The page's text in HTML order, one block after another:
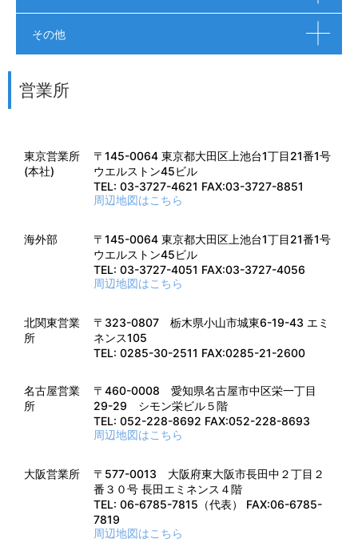
その他
営業所
東京営業所
(本社)
〒145-0064 東京都大田区上池台1丁目21番1号
ウエルストン45ビル
TEL: 03-3727-4621 FAX:03-3727-8851
周辺地図はこちら
海外部
〒145-0064 東京都大田区上池台1丁目21番1号
ウエルストン45ビル
TEL: 03-3727-4051 FAX:03-3727-4056
周辺地図はこちら
北関東営業
所
〒323-0807 栃木県小山市城東6-19-43 エミ
ネンス105
TEL: 0285-30-2511 FAX:0285-21-2600
名古屋営業
所
〒460-0008 愛知県名古屋市中区栄一丁目
29-29 シモン栄ビル５階
TEL: 052-228-8692 FAX:052-228-8693
周辺地図はこちら
大阪営業所
〒577-0013 大阪府東大阪市長田中２丁目２
番３０号 長田エミネンス４階
TEL: 06-6785-7815（代表） FAX:06-6785-
7819
周辺地図はこちら